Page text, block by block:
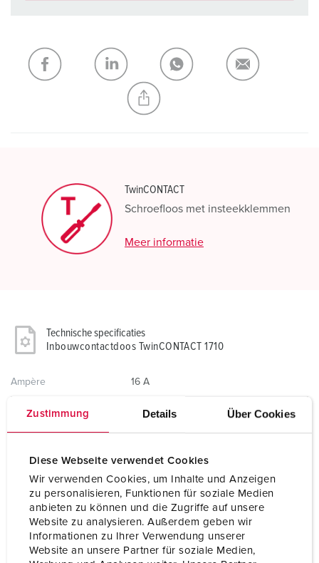
Zustimmung Details Über Cookies
Diese Webseite verwendet Cookies
Wir verwenden Cookies, um Inhalte und Anzeigen
zu personalisieren, Funktionen für soziale Medien
anbieten zu können und die Zugriffe auf unsere
Website zu analysieren. Außerdem geben wir
Informationen zu Ihrer Verwendung unserer
Website an unsere Partner für soziale Medien,
Mijn lijst TOEVOEGEN
NIEUW LIJST MAKEN
TwinCONTACT
Schroefloos met insteekklemmen
Meer informatie
Technische specificaties
Inbouwcontactdoos TwinCONTACT 1710
Ampère 16 A
Polen 4 p
Hertz 50-60 Hz
Aansluittechniek zonder schroeven, TwinCONTACT